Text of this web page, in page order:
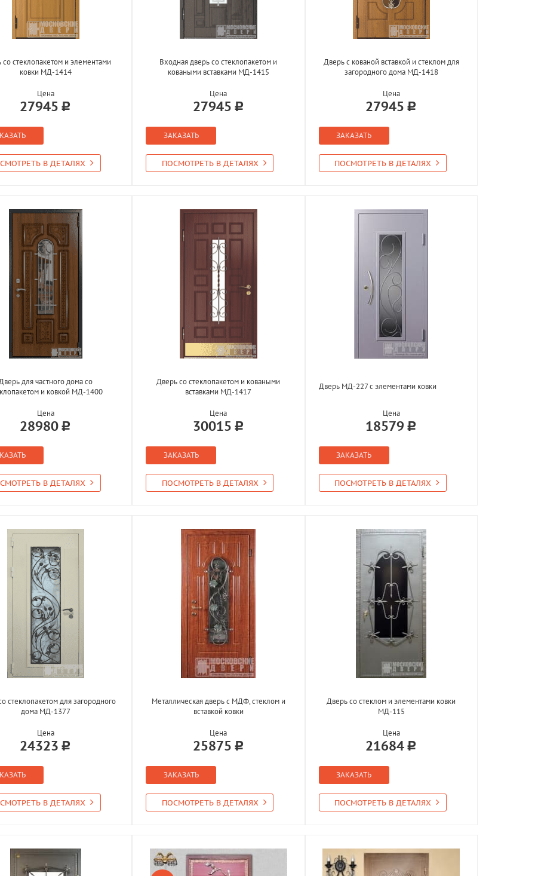
со стеклопакетом и элементами
ковки МД-1414
Цена
27945
В ДЕТАЛЯХ
Входная дверь со стеклопакетом и
коваными вставками МД-1415
Цена
27945
ЗАКАЗАТЬ
ПОСМОТРЕТЬ В ДЕТАЛЯХ
Дверь с кованой вставкой и стеклом для
загородного дома МД-1418
Цена
27945
ЗАКАЗАТЬ
ПОСМОТРЕТЬ В ДЕТАЛЯХ
для частного дома со
и ковкой МД-1400
Цена
28980
В ДЕТАЛЯХ
Дверь со стеклопакетом и коваными
вставками МД-1417
Цена
30015
ЗАКАЗАТЬ
ПОСМОТРЕТЬ В ДЕТАЛЯХ
Дверь МД-227 с элементами ковки
Цена
18579
ЗАКАЗАТЬ
ПОСМОТРЕТЬ В ДЕТАЛЯХ
стеклопакетом для загородного
дома МД-1377
Цена
24323
В ДЕТАЛЯХ
Металлическая дверь с МДФ, стеклом и
вставкой ковки
Цена
25875
ЗАКАЗАТЬ
ПОСМОТРЕТЬ В ДЕТАЛЯХ
Дверь со стеклом и элементами ковки
МД-115
Цена
21684
ЗАКАЗАТЬ
ПОСМОТРЕТЬ В ДЕТАЛЯХ